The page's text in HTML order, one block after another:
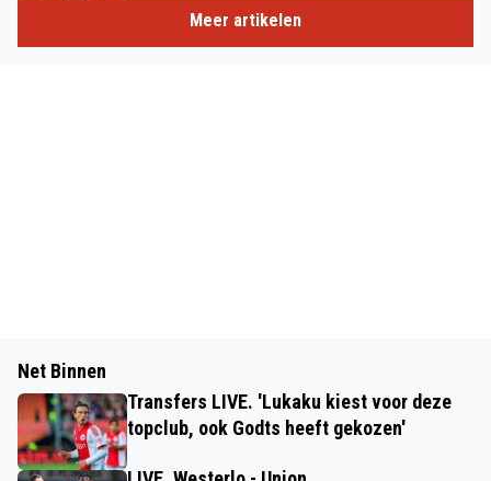
Meer artikelen
Net Binnen
Transfers LIVE. 'Lukaku kiest voor deze
topclub, ook Godts heeft gekozen'